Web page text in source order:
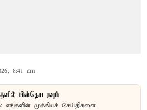
8:41 am
பின்தொடரவும்
எங்களின் முக்கியச் செய்திகளை